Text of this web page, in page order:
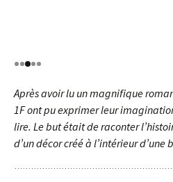
Après avoir lu un magnifique
1F ont pu exprimer leur
lire. Le but était de raconter
d’un décor créé à l’intérieur d’une